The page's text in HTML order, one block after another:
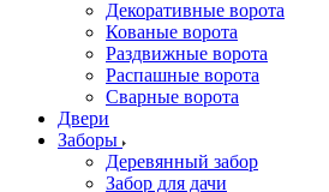
Декоративные ворота
Кованые ворота
Раздвижные ворота
Распашные ворота
Сварные ворота
Двери
Заборы
Деревянный забор
Забор для дачи